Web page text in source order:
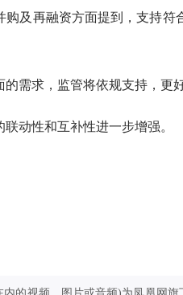
及再融资方面提到，支持符
需求，监管将依规支持，更
动性和互补性进一步增强。